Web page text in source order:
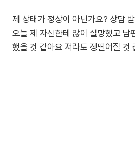
제 상태가 정상이 아닌가요? 상담
오늘 제 자신한테 많이 실망했고 남
했을 것 같아요 저라도 정떨어질 것